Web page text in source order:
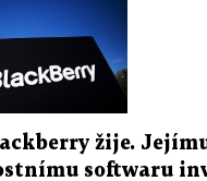
žije.
softwaru